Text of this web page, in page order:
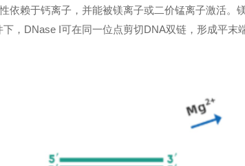
依赖于钙离子，并能被镁离子或二价锰离子激活
下，DNase I可在同一位点剪切DNA双链，形成平末